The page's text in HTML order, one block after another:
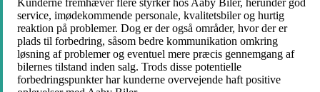
Kunderne fremhæver flere styrker hos Aaby Biler, herunder god
service, imødekommende personale, kvalitetsbiler og hurtig
reaktion på problemer. Dog er der også områder, hvor der er
plads til forbedring, såsom bedre kommunikation omkring
løsning af problemer og eventuel mere præcis gennemgang af
bilernes tilstand inden salg. Trods disse potentielle
forbedringspunkter har kunderne overvejende haft positive